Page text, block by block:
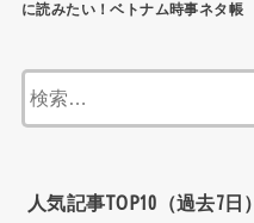
に読みたい！ベトナム時事ネタ帳
人気記事TOP10（過去7日）